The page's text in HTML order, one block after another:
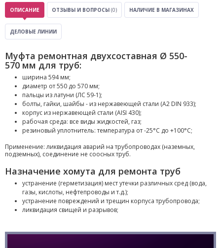
ОПИСАНИЕ ОТЗЫВЫ И ВОПРОСЫ (0) НАЛИЧИЕ В МАГАЗИНАХ
ДЕЛОВЫЕ ЛИНИИ
Муфта ремонтная двухсоставная Ø 550-
570 мм для труб:
ширина 594 мм;
диаметр от 550 до 570 мм;
пальцы из латуни (ЛС 59-1);
болты, гайки, шайбы - из нержавеющей стали (A2 DIN 933);
корпус из нержавеющей стали (AISI 430);
рабочая среда: все виды жидкостей, газ;
резиновый уплотнитель: температура от -25°С до +100°С;
Применение: ликвидация аварий на трубопроводах (наземных,
подземных), соединение не соосных труб.
Назначение хомута для ремонта труб
устранение (герметизация) мест утечки различных сред (вода,
газы, кислоты, нефтепроводы и т.д.);
устранение повреждений и трещин корпуса трубопровода;
ликвидация свищей и разрывов;